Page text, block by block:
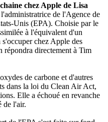
chez Apple de Lisa
de l'Agence de
Unis (EPA). Choisie par le
à l'équivalent d'un
chez Apple des
répondra directement à Tim
de carbone et d'autres
dans la loi du Clean Air Act,
Elle a échoué en revanche
de l'air.